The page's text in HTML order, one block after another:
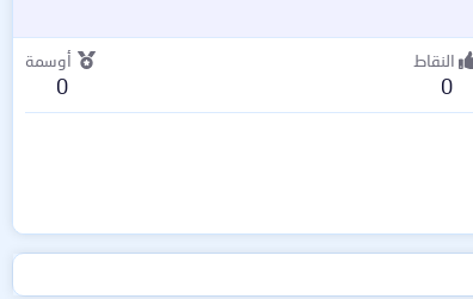
النقاط
0
أوسمة
0